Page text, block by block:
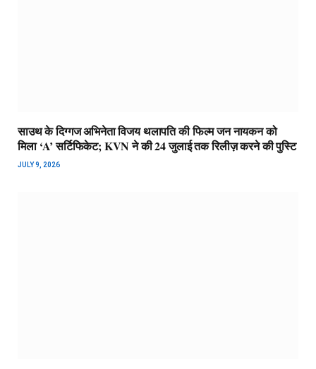
साउथ के दिग्गज अभिनेता विजय थलापति की फिल्म जन नायकन को
मिला ‘A’ सर्टिफिकेट; KVN ने की 24 जुलाई तक रिलीज़ करने की पुस्टि
JULY 9, 2026